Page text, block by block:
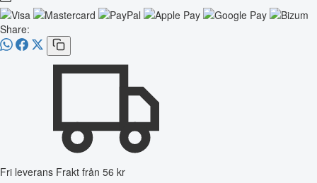
Share:
Fri leverans Frakt från 56 kr